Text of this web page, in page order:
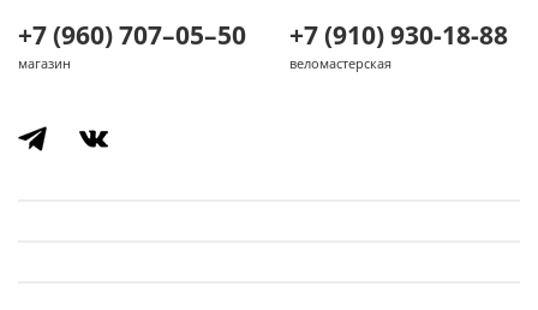
+7 (960) 707–05–50
магазин
+7 (910) 930-18-88
веломастерская